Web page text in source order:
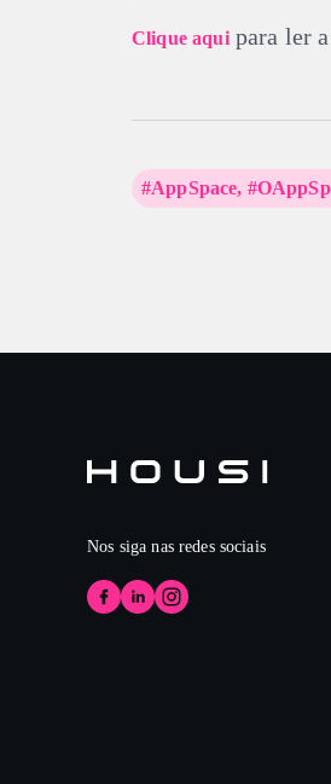
Clique aquipara ler
#AppSpace,
Nos siga nas redes sociais